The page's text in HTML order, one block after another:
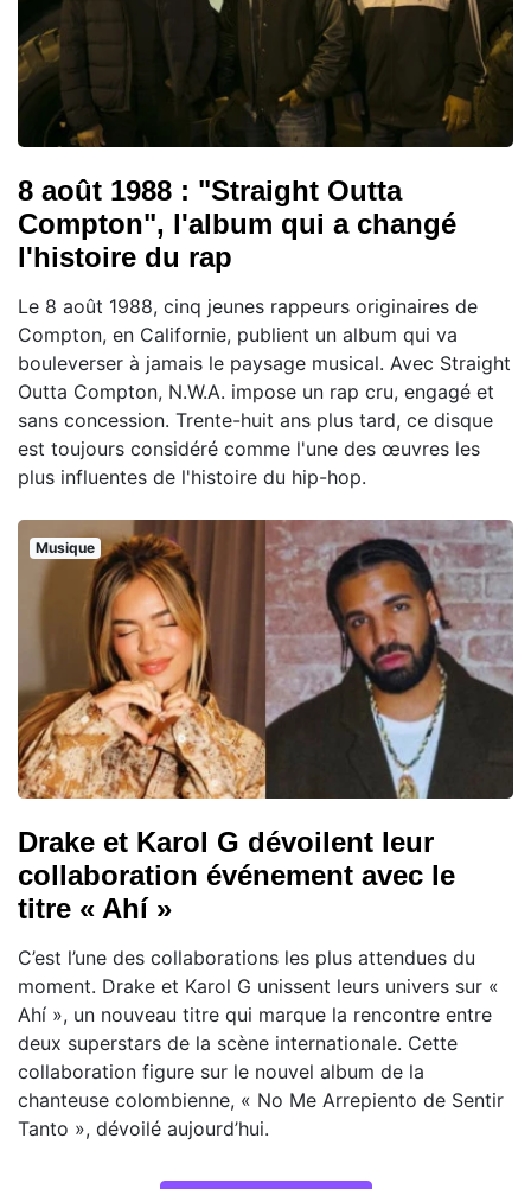
8 août 1988 : "Straight Outta
Compton", l'album qui a changé
l'histoire du rap
Le 8 août 1988, cinq jeunes rappeurs originaires de
Compton, en Californie, publient un album qui va
bouleverser à jamais le paysage musical. Avec Straight
Outta Compton, N.W.A. impose un rap cru, engagé et
sans concession. Trente-huit ans plus tard, ce disque
est toujours considéré comme l'une des œuvres les
plus influentes de l'histoire du hip-hop.
Musique
Drake et Karol G dévoilent leur
collaboration événement avec le
titre « Ahí »
C’est l’une des collaborations les plus attendues du
moment. Drake et Karol G unissent leurs univers sur «
Ahí », un nouveau titre qui marque la rencontre entre
deux superstars de la scène internationale. Cette
collaboration figure sur le nouvel album de la
chanteuse colombienne, « No Me Arrepiento de Sentir
Tanto », dévoilé aujourd’hui.